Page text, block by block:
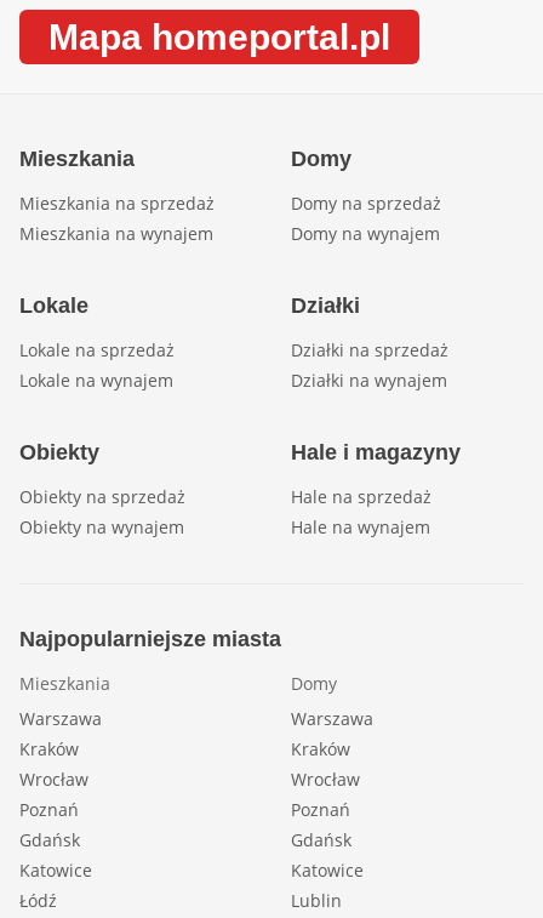
Mapa homeportal.pl
Mieszkania
Mieszkania na sprzedaż
Mieszkania na wynajem
Domy
Domy na sprzedaż
Domy na wynajem
Lokale
Lokale na sprzedaż
Lokale na wynajem
Działki
Działki na sprzedaż
Działki na wynajem
Obiekty
Obiekty na sprzedaż
Obiekty na wynajem
Hale i magazyny
Hale na sprzedaż
Hale na wynajem
Najpopularniejsze miasta
Mieszkania
Warszawa
Kraków
Wrocław
Poznań
Gdańsk
Katowice
Łódź
Domy
Warszawa
Kraków
Wrocław
Poznań
Gdańsk
Katowice
Lublin